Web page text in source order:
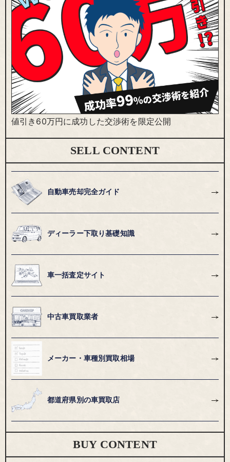
値引き60万円に成功した交渉術を限定公開
SELL CONTENT
自動車売却完全ガイド
ディーラー下取り基礎知識
車一括査定サイト
中古車買取業者
メーカー・車種別買取相場
都道府県別の車買取店
BUY CONTENT